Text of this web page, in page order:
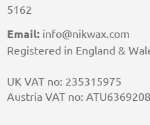
5162
Email: info@nikwax.com
Registered in England &
UK VAT no: 235315975
Austria VAT no: